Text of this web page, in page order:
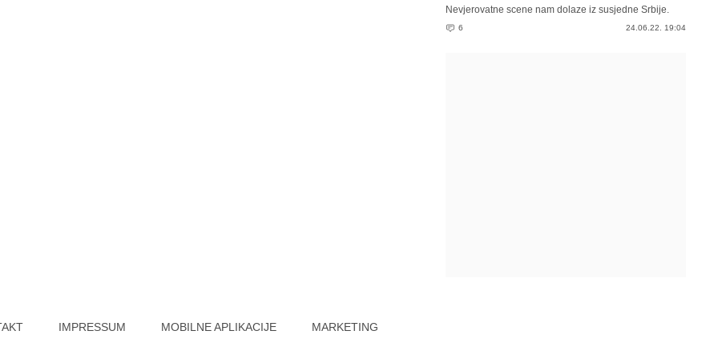
Nevjerovatne scene nam dolaze iz susjedne Srbije.
6 24.06.22. 19:04
IMPRESSUM MOBILNE APLIKACIJE MARKETING